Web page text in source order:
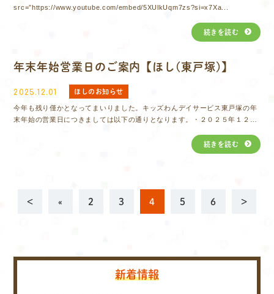
src=”https://www.youtube.com/embed/5XUlkUqm7zs?si=x7Xa...
続きを読む
年末年始営業日のご案内【ほし(東戸塚)】
2025.12.01 ほしのお知らせ
今年も残り僅かとなってまいりました。キッズわんデイサービス東戸塚の年
末年始の営業日につきましては以下の通りとなります。・２０２５年１２月
続きを読む
< « 2 3 4 5 6 >
新着情報